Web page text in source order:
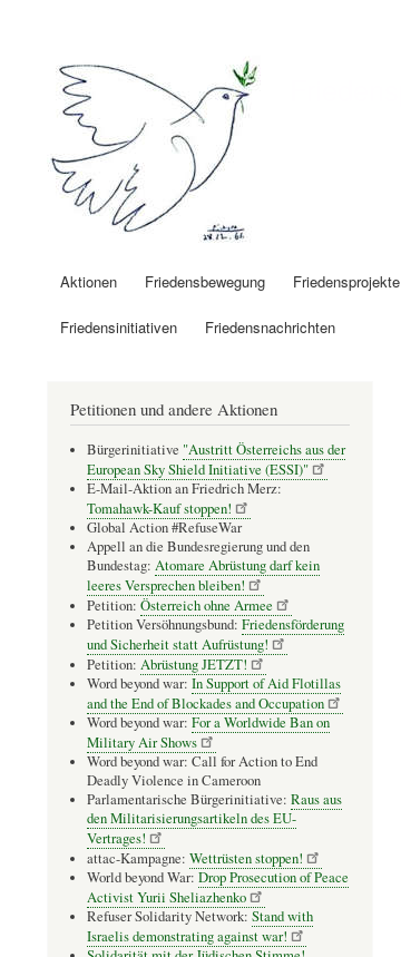
Hauptnavigation
Aktionen Friedensbewegung Friedensprojekte
Friedensinitiativen Friedensnachrichten
Petitionen und andere Aktionen
Bürgerinitiative "Austritt Österreichs aus der
European Sky Shield Initiative (ESSI)"
E-Mail-Aktion an Friedrich Merz:
Tomahawk-Kauf stoppen!
Global Action #RefuseWar
Appell an die Bundesregierung und den
Bundestag: Atomare Abrüstung darf kein
leeres Versprechen bleiben!
Petition: Österreich ohne Armee
Petition Versöhnungsbund: Friedensförderung
und Sicherheit statt Aufrüstung!
Petition: Abrüstung JETZT!
Word beyond war: In Support of Aid Flotillas
and the End of Blockades and Occupation
Word beyond war: For a Worldwide Ban on
Military Air Shows
Word beyond war: Call for Action to End
Deadly Violence in Cameroon
Parlamentarische Bürgerinitiative: Raus aus
den Militarisierungsartikeln des EU-
Vertrages!
attac-Kampagne: Wettrüsten stoppen!
World beyond War: Drop Prosecution of Peace
Activist Yurii Sheliazhenko
Refuser Solidarity Network: Stand with
Israelis demonstrating against war!